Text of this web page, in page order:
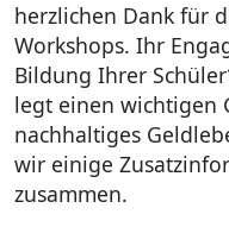
herzlichen Dank für
Workshops. Ihr
Bildung Ihrer
legt einen wichtigen
nachhaltiges
wir einige
zusammen.